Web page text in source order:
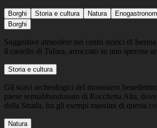
Borghi Storia e cultura Natura
Borghi
Suggestive atmosfere nei centri storici di
il castello di Tufara, arroccato su uno sperone
Storia e cultura
Gli scavi archeologici del monastero
paese semiabbandonato di Rocchetta Alta,
della Strada, fra gli esempi massimi di questa
Natura